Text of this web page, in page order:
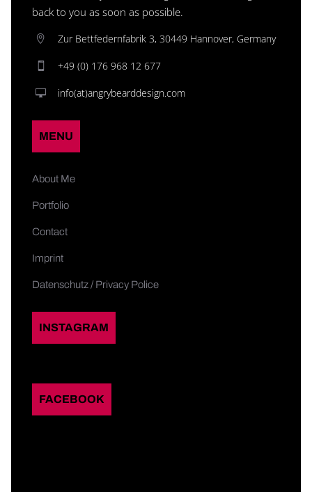
back to you as soon as possible.
Zur Bettfedernfabrik 3, 30449 Hannover, Germany
+49 (0) 176 968 12 677
info(at)angrybearddesign.com
MENU
About Me
Portfolio
Contact
Imprint
Datenschutz / Privacy Police
INSTAGRAM
FACEBOOK